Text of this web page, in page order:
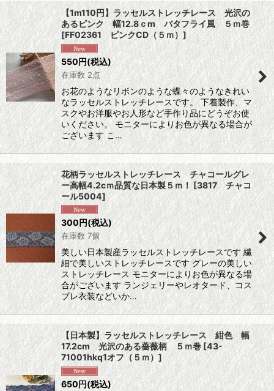
【1m110円】ラッセルストレッチレース 光沢の
あるピンク 幅12.8ｃm バタフライ風 ５ｍ巻
[FF02361 ピンクCD（５ｍ）]
550円(税込)
在庫数 2点
お花のようなリボンのような蝶々のようなきれい
なラッセルストレッチレースです。 下着製作、マ
スクやお洋服やお人形など手作り品にどうぞお使
いください。 モニターによりお色が異なる場合が
ございます こ…
花柄ラッセルストレッチレース チャコールグレ
ー高幅4.2cｍ品質な日本製５ｍ！ [3817 チャコ
ール5004]
300円(税込)
在庫数 7個
美しい日本製産ラッセルストレッチレースです 繊
細で美しいストレッチレースです グレーの美しい
ストレッチレース モニターによりお色が異なる場
合がございます ランジェリーやレオタード、コス
プレ衣装などいか…
【日本製】ラッセルストレッチレース 紺色 幅
17.2cm 光沢のある薔薇柄 ５ｍ巻[43-
71001hkq1オフ（５ｍ）]
650円(税込)